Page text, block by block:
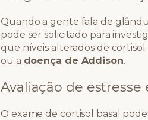
Quando a gente fala de
pode ser solicitado para
que níveis alterados de
ou a doença de Addison.
Avaliação de
O exame de cortisol basal